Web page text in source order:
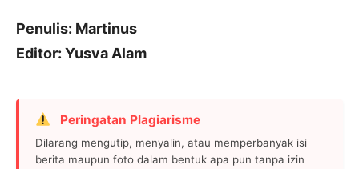
Penulis: Martinus
Editor: Yusva Alam
Peringatan Plagiarisme
Dilarang mengutip, menyalin, atau memperbanyak isi
berita maupun foto dalam bentuk apa pun tanpa izin